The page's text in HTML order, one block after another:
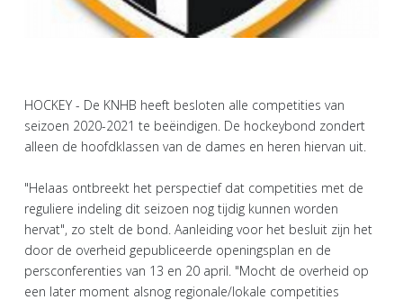
HOCKEY - De KNHB heeft besloten alle competities van
seizoen 2020-2021 te beëindigen. De hockeybond zondert
alleen de hoofdklassen van de dames en heren hiervan uit.
"Helaas ontbreekt het perspectief dat competities met de
reguliere indeling dit seizoen nog tijdig kunnen worden
hervat", zo stelt de bond. Aanleiding voor het besluit zijn het
door de overheid gepubliceerde openingsplan en de
persconferenties van 13 en 20 april. "Mocht de overheid op
een later moment alsnog regionale/lokale competities